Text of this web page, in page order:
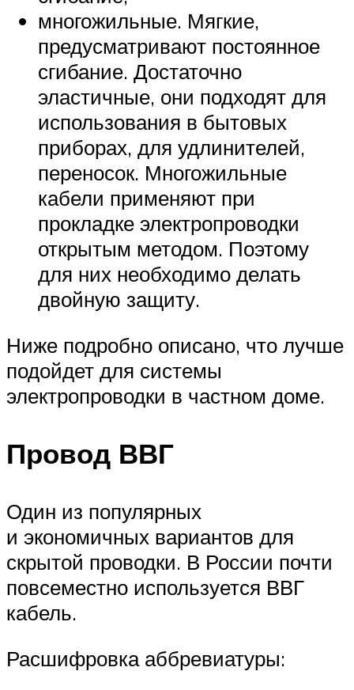
многожильные. Мягкие,
предусматривают постоянное
сгибание. Достаточно
эластичные, они подходят для
использования в бытовых
приборах, для удлинителей,
переносок. Многожильные
кабели применяют при
прокладке электропроводки
открытым методом. Поэтому
для них необходимо делать
двойную защиту.
Ниже подробно описано, что лучше
подойдет для системы
электропроводки в частном доме.
Провод ВВГ
Один из популярных
и экономичных вариантов для
скрытой проводки. В России почти
повсеместно используется ВВГ
кабель.
Расшифровка аббревиатуры: